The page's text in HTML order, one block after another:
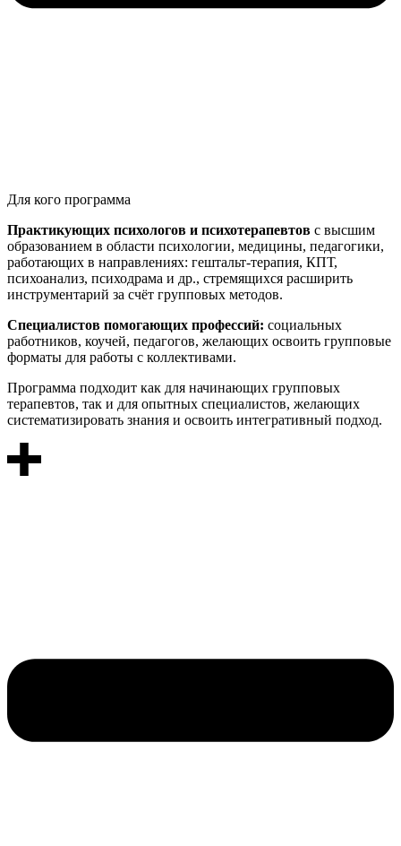
Для кого программа
Практикующих психологов и психотерапевтов с высшим
образованием в области психологии, медицины, педагогики,
работающих в направлениях: гештальт-терапия, КПТ,
психоанализ, психодрама и др., стремящихся расширить
инструментарий за счёт групповых методов.
Специалистов помогающих профессий: социальных
работников, коучей, педагогов, желающих освоить групповые
форматы для работы с коллективами.
Программа подходит как для начинающих групповых
терапевтов, так и для опытных специалистов, желающих
систематизировать знания и освоить интегративный подход.